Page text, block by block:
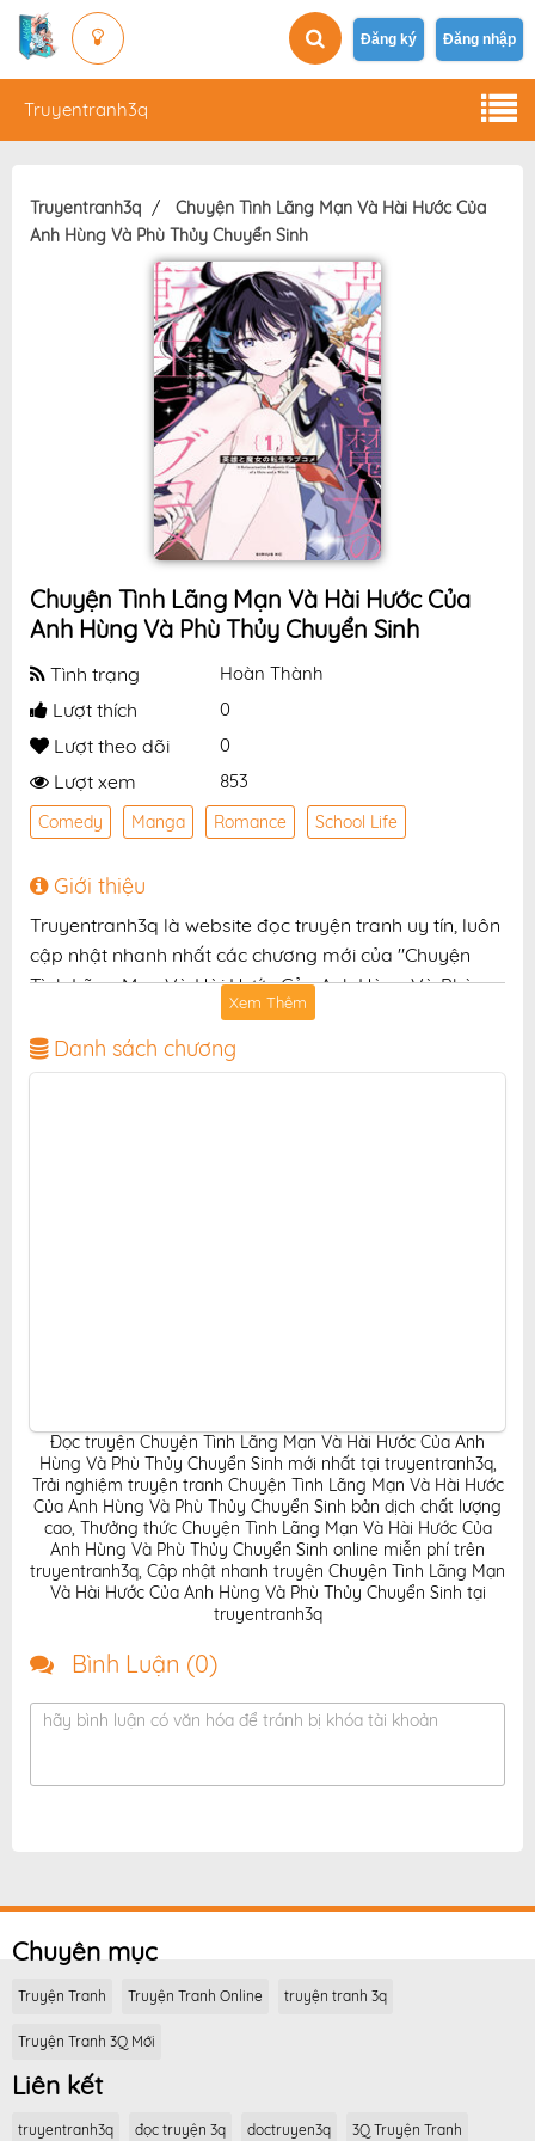
Đăng ký Đăng nhập
Truyentranh3q
Truyentranh3q
Chuyện Tình Lãng Mạn Và Hài Hước Của
Anh Hùng Và Phù Thủy Chuyển Sinh
Chuyện Tình Lãng Mạn Và Hài Hước Của
Anh Hùng Và Phù Thủy Chuyển Sinh
Tình trạng Hoàn Thành
Lượt thích 0
Lượt theo dõi 0
Lượt xem 853
Comedy Manga Romance School Life
Giới thiệu
Truyentranh3q là website đọc truyện tranh uy tín, luôn
cập nhật nhanh nhất các chương mới của "Chuyện
Tình Lãng Mạn Và Hài Hước Của Anh Hùng Và Phù
Thủy Chuyển Sinh" với chất lượng hình ảnh sắc nét,
bản dịch chuẩn và giao diện thân thiện, mang đến trải
nghiệm đọc truyện hấp dẫn, tiện lợi, hoàn toàn miễn
Xem Thêm
Danh sách chương
Đọc truyện Chuyện Tình Lãng Mạn Và Hài Hước Của Anh
Hùng Và Phù Thủy Chuyển Sinh mới nhất tại truyentranh3q,
Trải nghiệm truyện tranh Chuyện Tình Lãng Mạn Và Hài Hước
Của Anh Hùng Và Phù Thủy Chuyển Sinh bản dịch chất lượng
cao, Thưởng thức Chuyện Tình Lãng Mạn Và Hài Hước Của
Anh Hùng Và Phù Thủy Chuyển Sinh online miễn phí trên
truyentranh3q, Cập nhật nhanh truyện Chuyện Tình Lãng Mạn
Và Hài Hước Của Anh Hùng Và Phù Thủy Chuyển Sinh tại
truyentranh3q
Bình Luận (0)
hãy bình luận có văn hóa để tránh bị khóa tài khoản
Chuyên mục
Truyện Tranh Truyện Tranh Online truyện tranh 3q
Truyện Tranh 3Q Mới
Liên kết
truyentranh3q đọc truyện 3q doctruyen3q 3Q Truyện Tranh